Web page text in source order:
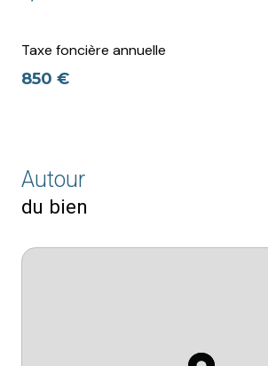
Taxe foncière annuelle
850 €
Autour
du bien